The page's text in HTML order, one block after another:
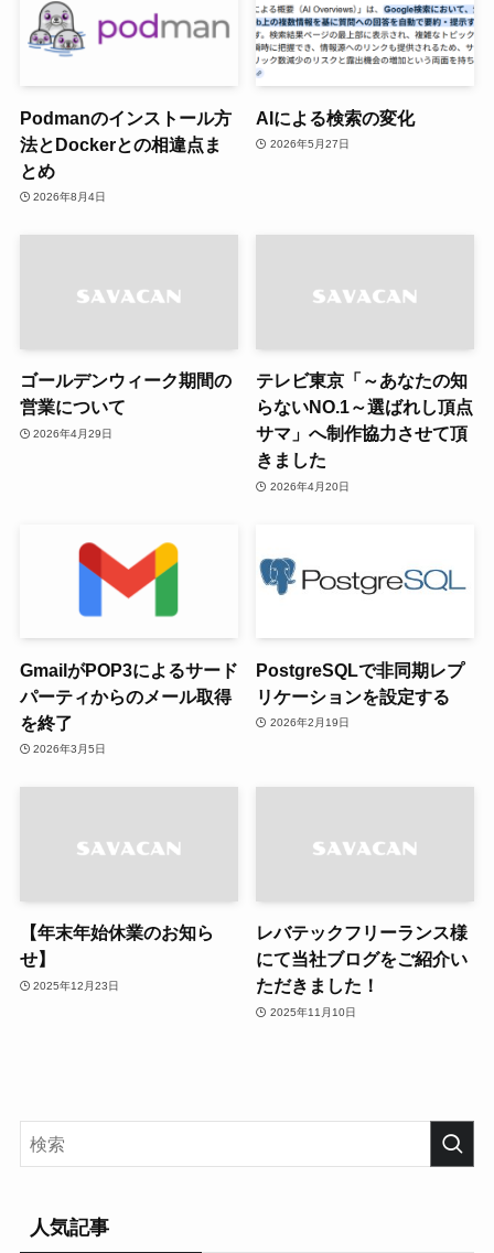
Podmanのインストール方
法とDockerとの相違点ま
とめ
2026年8月4日
AIによる検索の変化
2026年5月27日
ゴールデンウィーク期間の
営業について
2026年4月29日
テレビ東京「～あなたの知
らないNO.1～選ばれし頂点
サマ」へ制作協力させて頂
きました
2026年4月20日
GmailがPOP3によるサード
パーティからのメール取得
を終了
2026年3月5日
PostgreSQLで非同期レプ
リケーションを設定する
2026年2月19日
【年末年始休業のお知ら
せ】
2025年12月23日
レバテックフリーランス様
にて当社ブログをご紹介い
ただきました！
2025年11月10日
人気記事